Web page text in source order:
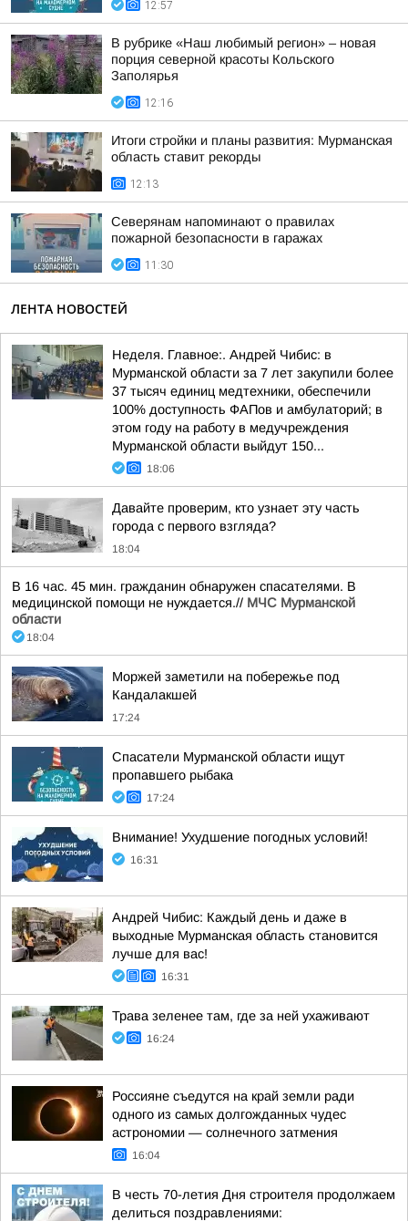
12:57
В рубрике «Наш любимый регион» – новая
порция северной красоты Кольского
Заполярья
12:16
Итоги стройки и планы развития: Мурманская
область ставит рекорды
12:13
Северянам напоминают о правилах
пожарной безопасности в гаражах
11:30
ЛЕНТА НОВОСТЕЙ
Неделя. Главное:. Андрей Чибис: в
Мурманской области за 7 лет закупили более
37 тысяч единиц медтехники, обеспечили
100% доступность ФАПов и амбулаторий; в
этом году на работу в медучреждения
Мурманской области выйдут 150...
18:06
Давайте проверим, кто узнает эту часть
города с первого взгляда?
18:04
В 16 час. 45 мин. гражданин обнаружен спасателями. В
медицинской помощи не нуждается.// МЧС Мурманской
области
18:04
Моржей заметили на побережье под
Кандалакшей
17:24
Спасатели Мурманской области ищут
пропавшего рыбака
17:24
Внимание! Ухудшение погодных условий!
16:31
Андрей Чибис: Каждый день и даже в
выходные Мурманская область становится
лучше для вас!
16:31
Трава зеленее там, где за ней ухаживают
16:24
Россияне съедутся на край земли ради
одного из самых долгожданных чудес
астрономии — солнечного затмения
16:04
В честь 70-летия Дня строителя продолжаем
делиться поздравлениями: